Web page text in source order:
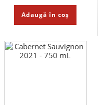
Adaugă în coș